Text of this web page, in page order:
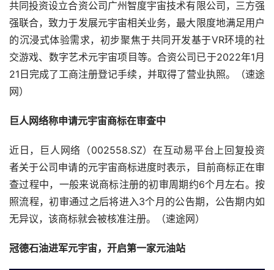
共同投资设立合资公司广州智度宇宙技术有限公司，三方强
强联合，致力于发展元宇宙相关业务，最大限度地满足用户
的沉浸式体验需求，初步聚焦于共同开发基于VR环境的社
交游戏、数字艺术元宇宙项目等。合资公司已于2022年1月
21日完成了工商注册登记手续，并取得了营业执照。（速途
网）
巨人网络称申请元宇宙商标在审查中
近日，巨人网络（002558.SZ）在互动易平台上回复投资
者关于公司申请的元宇宙商标进度时表示，目前商标正在审
查过程中，一般来说商标注册的初审周期约6个月左右。按
照流程，初审通过之后将进入3个月的公告期，公告期内如
无异议，该商标就会被核准注册。（速途网）
冠德石油进军元宇宙，开启第一家元油站